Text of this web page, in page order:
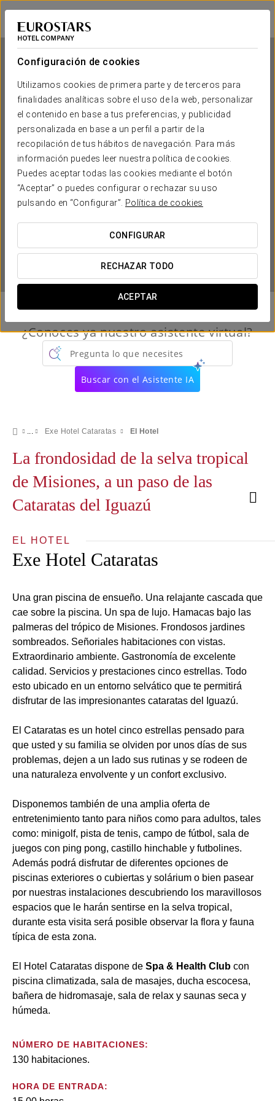
Configuración de cookies
Utilizamos cookies de primera parte y de terceros para
finalidades analíticas sobre el uso de la web, personalizar
el contenido en base a tus preferencias, y publicidad
personalizada en base a un perfil a partir de la
recopilación de tus hábitos de navegación. Para más
información puedes leer nuestra política de cookies.
Puedes aceptar todas las cookies mediante el botón
“Aceptar” o puedes configurar o rechazar su uso
pulsando en “Configurar”.
Política de cookies
CONFIGURAR
RECHAZAR TODO
ACEPTAR
Exe Hotel Cataratas
PUERTO IGUAZÚ
Exe Hotel Cataratas
PUERTO IGUAZÚ
¿CUÁNDO QUIERES IR?
¿Conoces ya nuestro asistente virtual?
Pregunta lo que necesites
Buscar con el Asistente IA
Exe Hotel Cataratas El Hotel
La frondosidad de la selva tropical
de Misiones, a un paso de las
Cataratas del Iguazú
EL HOTEL
Exe Hotel Cataratas
Una gran piscina de ensueño. Una relajante cascada que
cae sobre la piscina. Un spa de lujo. Hamacas bajo las
palmeras del trópico de Misiones. Frondosos jardines
sombreados. Señoriales habitaciones con vistas.
Extraordinario ambiente. Gastronomía de excelente
calidad. Servicios y prestaciones cinco estrellas. Todo
esto ubicado en un entorno selvático que te permitirá
disfrutar de las impresionantes cataratas del Iguazú.
El Cataratas es un hotel cinco estrellas pensado para
que usted y su familia se olviden por unos días de sus
problemas, dejen a un lado sus rutinas y se rodeen de
una naturaleza envolvente y un confort exclusivo.
Disponemos también de una amplia oferta de
entretenimiento tanto para niños como para adultos, tales
como: minigolf, pista de tenis, campo de fútbol, sala de
juegos con ping pong, castillo hinchable y futbolines.
Además podrá disfrutar de diferentes opciones de
piscinas exteriores o cubiertas y solárium o bien pasear
por nuestras instalaciones descubriendo los maravillosos
espacios que le harán sentirse en la selva tropical,
durante esta visita será posible observar la flora y fauna
típica de esta zona.
El Hotel Cataratas dispone de Spa & Health Club con
piscina climatizada, sala de masajes, ducha escocesa,
bañera de hidromasaje, sala de relax y saunas seca y
húmeda.
NÚMERO DE HABITACIONES:
130 habitaciones.
HORA DE ENTRADA: